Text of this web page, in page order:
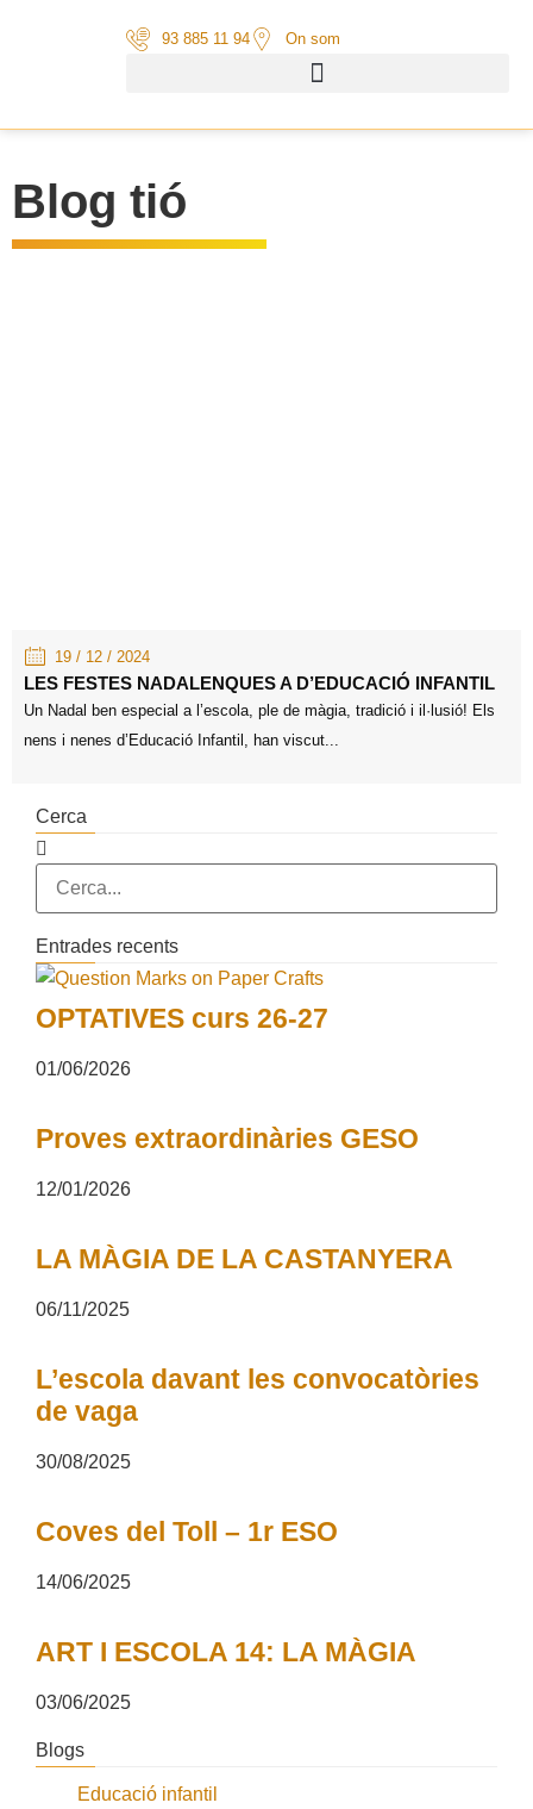
93 885 11 94 On som
Blog tió
19 / 12 / 2024
LES FESTES NADALENQUES A D’EDUCACIÓ INFANTIL
Un Nadal ben especial a l’escola, ple de màgia, tradició i il·lusió! Els
nens i nenes d’Educació Infantil, han viscut...
Cerca
Entrades recents
OPTATIVES curs 26-27
01/06/2026
Proves extraordinàries GESO
12/01/2026
LA MÀGIA DE LA CASTANYERA
06/11/2025
L’escola davant les convocatòries
de vaga
30/08/2025
Coves del Toll – 1r ESO
14/06/2025
ART I ESCOLA 14: LA MÀGIA
03/06/2025
Blogs
Educació infantil